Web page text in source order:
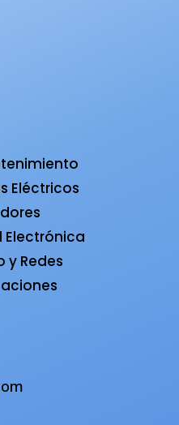
Eléctricos
Electrónica
y Redes